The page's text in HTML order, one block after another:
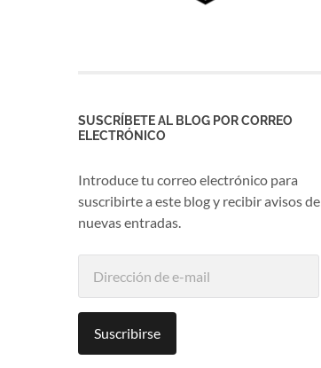
SUSCRÍBETE AL BLOG POR CORREO
ELECTRÓNICO
Introduce tu correo electrónico para
suscribirte a este blog y recibir avisos de
nuevas entradas.
mailSuscribirse